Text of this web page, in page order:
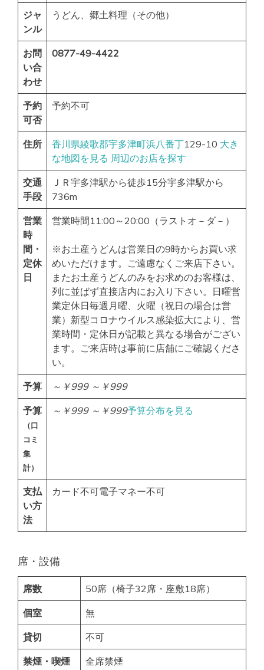
ジャ
ンル
うどん、郷土料理（その他）
お問
い合
わせ
0877-49-4422
予約
可否
予約不可
住所 香川県綾歌郡宇多津町浜八番丁129-10 大き
な地図を見る 周辺のお店を探す
交通
手段
ＪＲ宇多津駅から徒歩15分宇多津駅から
736m
営業
時
間・
定休
日
営業時間11:00～20:00（ラストオ－ダ－）
※お土産うどんは営業日の9時からお買い求
めいただけます。ご遠慮なくご来店下さい。
またお土産うどんのみをお求めのお客様は、
列に並ばず直接店内にお入り下さい。日曜営
業定休日毎週月曜、火曜（祝日の場合は営
業）新型コロナウイルス感染拡大により、営
業時間・定休日が記載と異なる場合がござい
ます。ご来店時は事前に店舗にご確認くださ
い。
予算 ～￥999 ～￥999
予算
（口
コミ
集
計）
～￥999 ～￥999予算分布を見る
支払
い方
法
カード不可電子マネー不可
席・設備
席数 50席（椅子32席・座敷18席）
個室 無
貸切 不可
禁煙・喫煙 全席禁煙